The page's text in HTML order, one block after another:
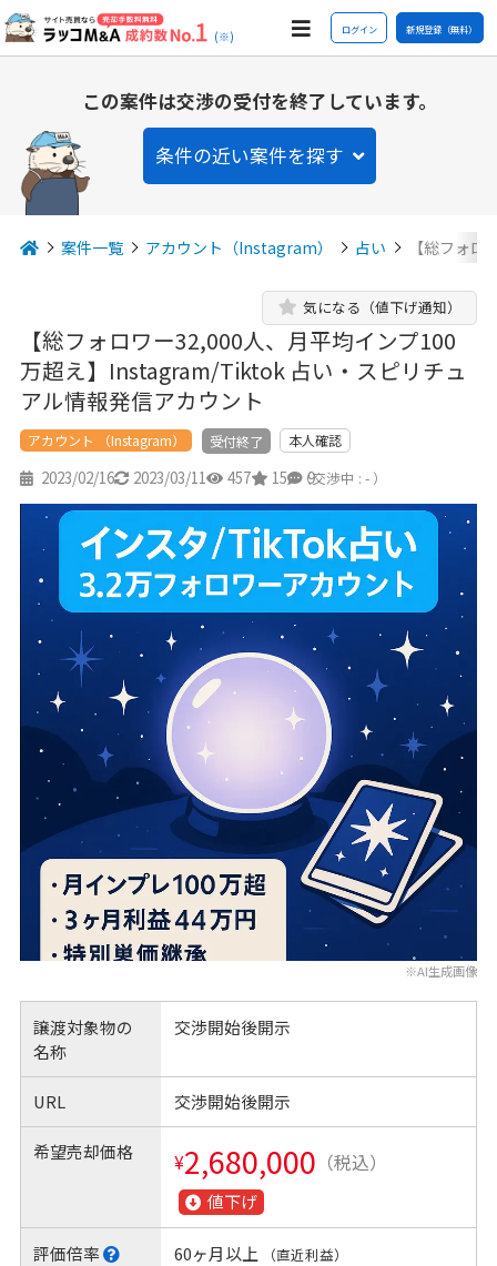
(※) ログイン 新規登録（無料）
この案件は交渉の受付を終了しています。
条件の近い案件を探す
案件一覧 アカウント（Instagram） 占い 【総フォ
【総フォロワー32,000人、月平均インプ100
万超え】Instagram/Tiktok 占い・スピリチュ
アル情報発信アカウント
気になる（値下げ通知）
アカウント （Instagram） 受付終了 本人確認
2023/02/16 2023/03/11 457 15 9
（交渉中 : - ）
※AI生成画像
譲渡対象物の
名称
交渉開始後開示
URL 交渉開始後開示
希望売却価格 ¥2,680,000 （税込）
値下げ
評価倍率 60ヶ月以上 （直近利益）